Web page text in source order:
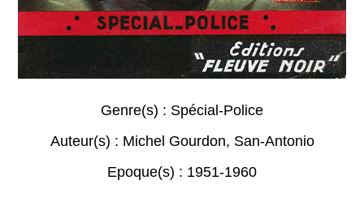
Genre(s) : Spécial-Police
Auteur(s) : Michel Gourdon, San-Antonio
Epoque(s) : 1951-1960